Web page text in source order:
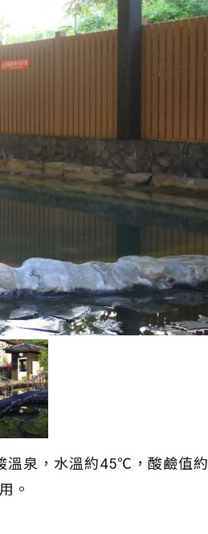
溫泉，水溫約45℃，酸鹼值約
。